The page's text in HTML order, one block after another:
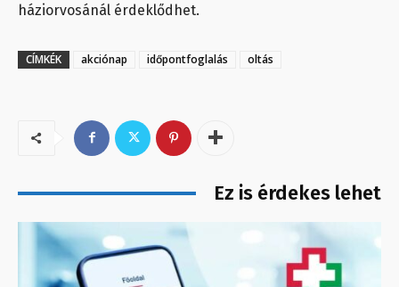
háziorvosánál érdeklődhet.
CÍMKÉK akciónap időpontfoglalás oltás
Ez is érdekes lehet